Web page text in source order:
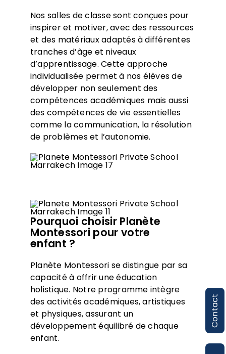
Nos salles de classe sont conçues pour
inspirer et motiver, avec des ressources
et des matériaux adaptés à différentes
tranches d’âge et niveaux
d’apprentissage. Cette approche
individualisée permet à nos élèves de
développer non seulement des
compétences académiques mais aussi
des compétences de vie essentielles
comme la communication, la résolution
de problèmes et l’autonomie.
Pourquoi choisir Planète
Montessori pour votre
enfant ?
Planète Montessori se distingue par sa
capacité à offrir une éducation
holistique. Notre programme intègre
des activités académiques, artistiques
et physiques, assurant un
développement équilibré de chaque
enfant.
Contact